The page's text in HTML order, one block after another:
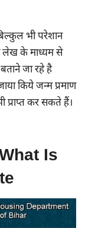
भी परेशान
लेख के माध्यम से
जा रहे है
किये जन्म प्रमाण
प्राप्त कर सकते हैं।
What Is